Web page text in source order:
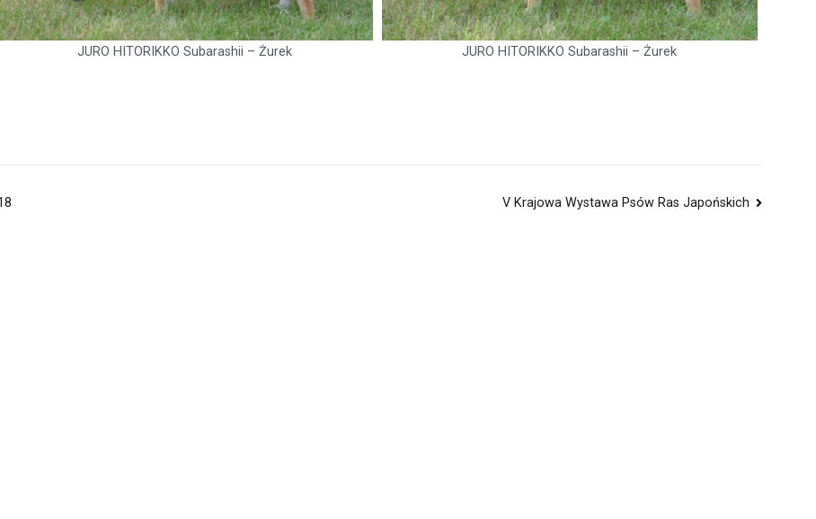
JURO HITORIKKO Subarashii – Żurek JURO HITORIKKO Subarashii – Żurek
V Krajowa Wystawa Psów Ras Japońskich